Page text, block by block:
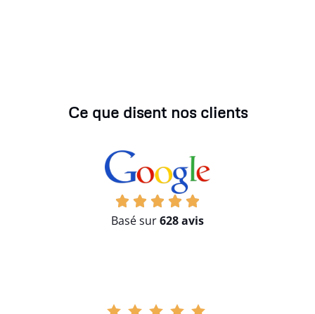
Ce que disent nos clients
Basé sur628 avis